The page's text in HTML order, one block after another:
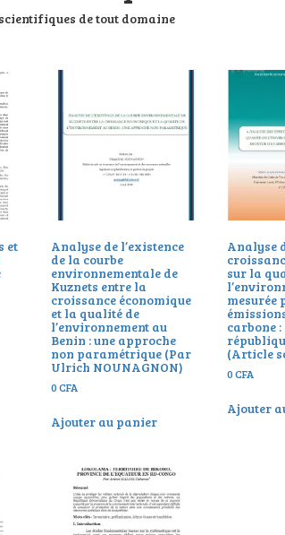
de tout domaine
et Analyse de l’existence
de la courbe
environnementale de
Kuznets entre la
croissance économique
et la qualité de
l’environnement au
Benin : une approche
non paramétrique (Par
Ulrich NOUNAGNON)
0CFA
Ajouter au panier
Analyse
sur la
mesurée
carbone
(Article
0CFA
Ajouter